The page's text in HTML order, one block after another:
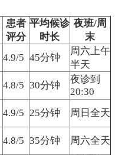
患者
评分
平均候诊
时长
夜班/周
末
4.9/5 45分钟
周六上午
半天
4.8/5 30分钟
夜诊到
20:30
4.9/5 25分钟
周日全天
4.8/5 35分钟
周六全天